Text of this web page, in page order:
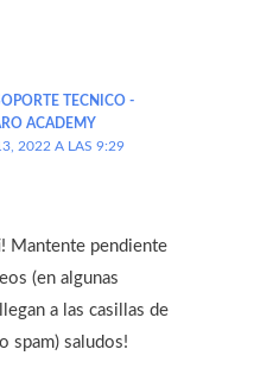
TECNICO -
ACADEMY
2022 A LAS 9:29
Mantente pendiente
(en algunas
a las casillas de
spam) saludos!